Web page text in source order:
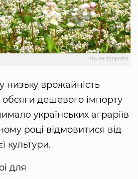
Книга здоров'я
низьку врожайність
обсяги дешевого імпорту
українських аграріїв
році відмовитися від
культури.
для